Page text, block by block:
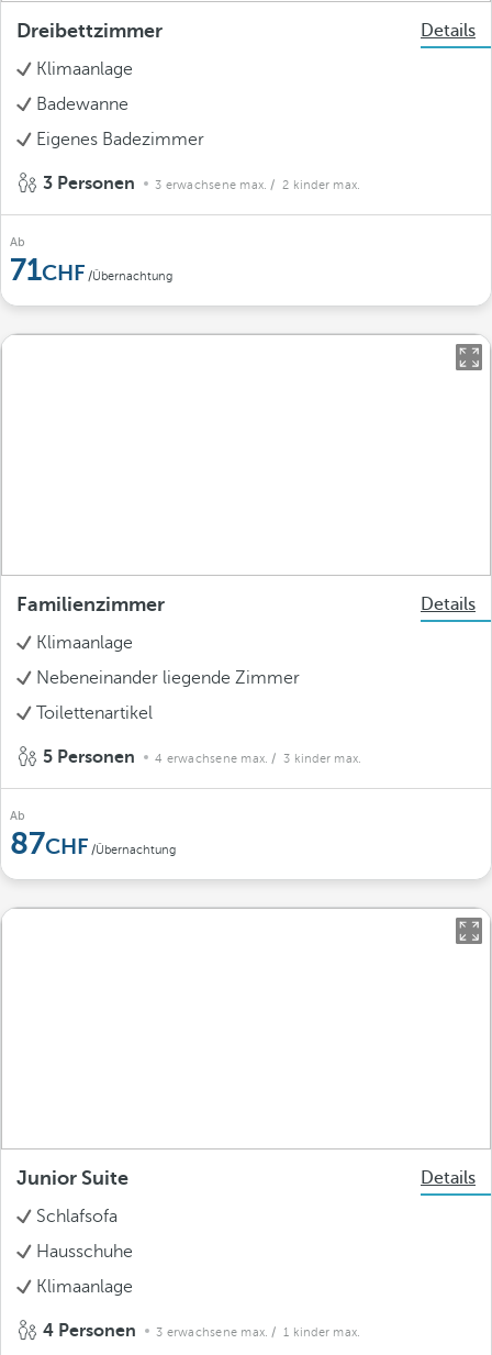
Dreibettzimmer
Details
Klimaanlage
Badewanne
Eigenes Badezimmer
3 Personen 3 erwachsene max. / 2 kinder max.
Ab
71 /Übernachtung
Familienzimmer
Details
Klimaanlage
Nebeneinander liegende Zimmer
Toilettenartikel
5 Personen 4 erwachsene max. / 3 kinder max.
Ab
87 /Übernachtung
Junior Suite
Details
Schlafsofa
Hausschuhe
Klimaanlage
4 Personen 3 erwachsene max. / 1 kinder max.